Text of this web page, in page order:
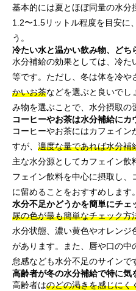
基本的には夏とほぼ同量の水分
1.2〜1.5リットル程度を目安に
う。
冷たい水と温かい飲み物、どち
水分補給の効果としては、冷た
等です。ただし、冬は体を冷や
かいお茶などを選ぶと良いでし
み物を選ぶことで、水分摂取の
コーヒーやお茶は水分補給にカ
コーヒーやお茶にはカフェイン
すが、 適度な量であれば水分補
主な水分源としてカフェイン飲
フェイン飲料を中心に摂取し
に留めることをおすすめします。
水分不足かどうかを簡単にチェ
尿の色が最も簡単なチェック方
水分状態、濃い黄色やオレンジ
があります。また、唇や口の
怠感なども水分不足のサインで
高齢者が冬の水分補給で特に気
高齢者はのどの渇きを感じにく